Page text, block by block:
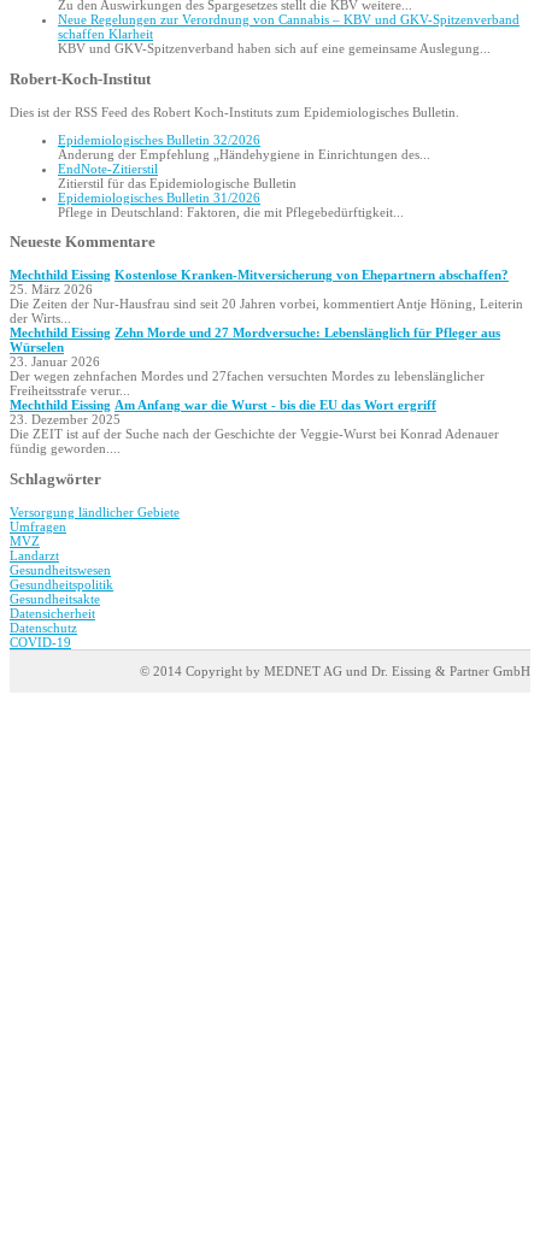
Zu den Auswirkungen des Spargesetzes stellt die KBV weitere...
Neue Regelungen zur Verordnung von Cannabis – KBV und GKV-Spitzenverband
schaffen Klarheit
KBV und GKV-Spitzenverband haben sich auf eine gemeinsame Auslegung...
Robert-Koch-Institut
Dies ist der RSS Feed des Robert Koch-Instituts zum Epidemiologisches Bulletin.
Epidemio­logisches Bulletin 32/2026
Änderung der Empfehlung „Hände­hygiene in Einrichtungen des...
EndNote-Zitierstil
Zitierstil für das Epidemiologische Bulletin
Epidemio­logisches Bulletin 31/2026
Pflege in Deutschland: Faktoren, die mit Pflegebedürftigkeit...
Neueste Kommentare
Mechthild Eissing Kostenlose Kranken-Mitversicherung von Ehepartnern abschaffen?
25. März 2026
Die Zeiten der Nur-Hausfrau sind seit 20 Jahren vorbei, kommentiert Antje Höning, Leiterin
der Wirts...
Mechthild Eissing Zehn Morde und 27 Mordversuche: Lebenslänglich für Pfleger aus
Würselen
23. Januar 2026
Der wegen zehnfachen Mordes und 27fachen versuchten Mordes zu lebenslänglicher
Freiheitsstrafe verur...
Mechthild Eissing Am Anfang war die Wurst - bis die EU das Wort ergriff
23. Dezember 2025
Die ZEIT ist auf der Suche nach der Geschichte der Veggie-Wurst bei Konrad Adenauer
fündig geworden....
Schlagwörter
Versorgung ländlicher Gebiete
Umfragen
MVZ
Landarzt
Gesundheitswesen
Gesundheitspolitik
Gesundheitsakte
Datensicherheit
Datenschutz
COVID-19
© 2014 Copyright by MEDNET AG und Dr. Eissing & Partner GmbH